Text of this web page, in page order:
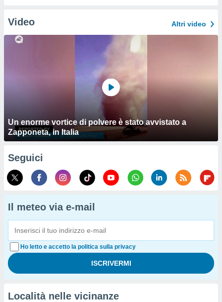
Video Altri video
Un enorme vortice di polvere è stato avvistato a
Zapponeta, in Italia
Seguici
Il meteo via e-mail
Ho letto e accetto la politica sulla privacy
Località nelle vicinanze